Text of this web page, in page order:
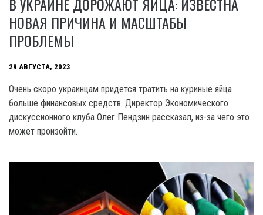
НОВАЯ ПРИЧИНА И МАСШТАБЫ
ПРОБЛЕМЫ
29 АВГУСТА, 2023
Очень скоро украинцам придется тратить на куриные яйца
больше финансовых средств. Директор Экономического
дискуссионного клуба Олег Пендзин рассказал, из-за чего это
может произойти.